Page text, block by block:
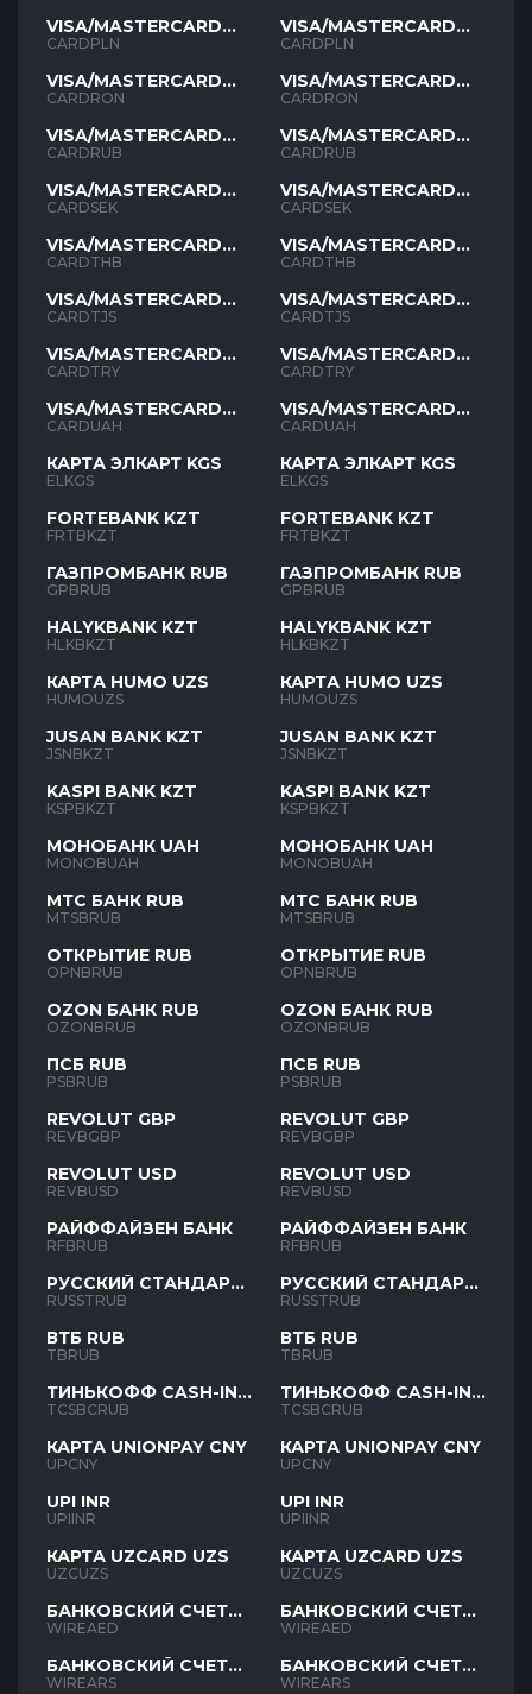
VISA/MASTERCARD
PLN
CARDPLN
VISA/MASTERCARD
RON
CARDRON
VISA/MASTERCARD
RUB
CARDRUB
VISA/MASTERCARD
SEK
CARDSEK
VISA/MASTERCARD
THB
CARDTHB
VISA/MASTERCARD
TJS
CARDTJS
VISA/MASTERCARD
TYR
CARDTRY
VISA/MASTERCARD
UAH
CARDUAH
КАРТА ЭЛКАРТ KGS
ELKGS
FORTEBANK KZT
FRTBKZT
ГАЗПРОМБАНК RUB
GPBRUB
HALYKBANK KZT
HLKBKZT
КАРТА HUMO UZS
HUMOUZS
JUSAN BANK KZT
JSNBKZT
KASPI BANK KZT
KSPBKZT
МОНОБАНК UAH
MONOBUAH
МТС БАНК RUB
MTSBRUB
ОТКРЫТИЕ RUB
OPNBRUB
OZON БАНК RUB
OZONBRUB
ПСБ RUB
PSBRUB
REVOLUT GBP
REVBGBP
REVOLUT USD
REVBUSD
РАЙФФАЙЗЕН БАНК
RFBRUB
РУССКИЙ СТАНДАРТ
RUB
RUSSTRUB
ВТБ RUB
TBRUB
ТИНЬКОФФ CASH-IN
RUB
TCSBCRUB
КАРТА UNIONPAY CNY
UPCNY
UPI INR
UPIINR
КАРТА UZCARD UZS
UZCUZS
БАНКОВСКИЙ СЧЕТ
AED
WIREAED
БАНКОВСКИЙ СЧЕТ
ARS
WIREARS
VISA/MASTERCARD
PLN
CARDPLN
VISA/MASTERCARD
RON
CARDRON
VISA/MASTERCARD
RUB
CARDRUB
VISA/MASTERCARD
SEK
CARDSEK
VISA/MASTERCARD
THB
CARDTHB
VISA/MASTERCARD
TJS
CARDTJS
VISA/MASTERCARD
TYR
CARDTRY
VISA/MASTERCARD
UAH
CARDUAH
КАРТА ЭЛКАРТ KGS
ELKGS
FORTEBANK KZT
FRTBKZT
ГАЗПРОМБАНК RUB
GPBRUB
HALYKBANK KZT
HLKBKZT
КАРТА HUMO UZS
HUMOUZS
JUSAN BANK KZT
JSNBKZT
KASPI BANK KZT
KSPBKZT
МОНОБАНК UAH
MONOBUAH
МТС БАНК RUB
MTSBRUB
ОТКРЫТИЕ RUB
OPNBRUB
OZON БАНК RUB
OZONBRUB
ПСБ RUB
PSBRUB
REVOLUT GBP
REVBGBP
REVOLUT USD
REVBUSD
РАЙФФАЙЗЕН БАНК
RFBRUB
РУССКИЙ СТАНДАРТ
RUB
RUSSTRUB
ВТБ RUB
TBRUB
ТИНЬКОФФ CASH-IN
RUB
TCSBCRUB
КАРТА UNIONPAY CNY
UPCNY
UPI INR
UPIINR
КАРТА UZCARD UZS
UZCUZS
БАНКОВСКИЙ СЧЕТ
AED
WIREAED
БАНКОВСКИЙ СЧЕТ
ARS
WIREARS